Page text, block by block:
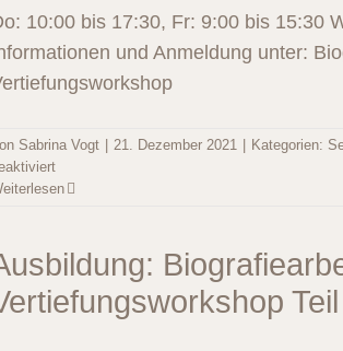
10:00 bis 17:30, Fr: 9:00 bis 15:30
und Anmeldung unter:
Sabrina Vogt 21. Dezember 2021 Kategorien:
für
Ausbildung:
Vertiefungsworkshop
Teil
2